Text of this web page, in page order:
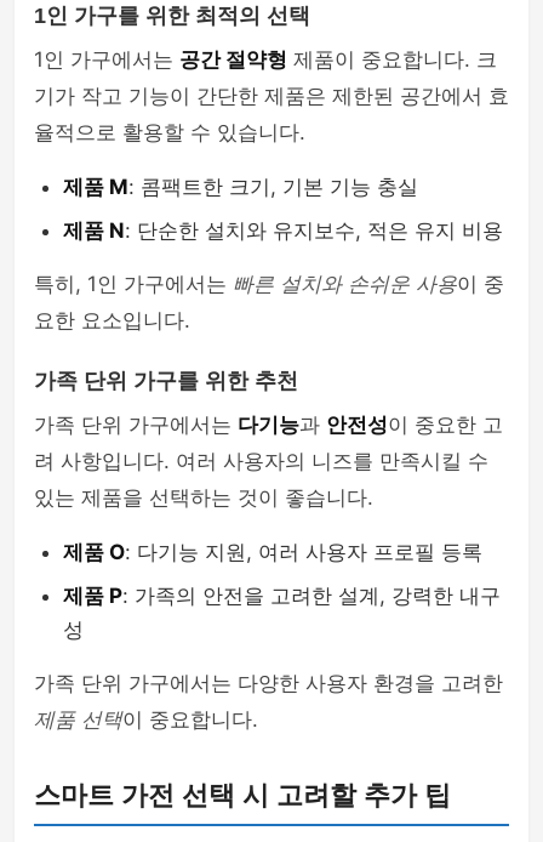
1인 가구를 위한 최적의 선택
1인 가구에서는 공간 절약형 제품이 중요합니다. 크
기가 작고 기능이 간단한 제품은 제한된 공간에서 효
율적으로 활용할 수 있습니다.
제품 M: 콤팩트한 크기, 기본 기능 충실
제품 N: 단순한 설치와 유지보수, 적은 유지 비용
특히, 1인 가구에서는 빠른 설치와 손쉬운 사용이 중
요한 요소입니다.
가족 단위 가구를 위한 추천
가족 단위 가구에서는 다기능과 안전성이 중요한 고
려 사항입니다. 여러 사용자의 니즈를 만족시킬 수
있는 제품을 선택하는 것이 좋습니다.
제품 O: 다기능 지원, 여러 사용자 프로필 등록
제품 P: 가족의 안전을 고려한 설계, 강력한 내구
성
가족 단위 가구에서는 다양한 사용자 환경을 고려한
제품 선택이 중요합니다.
스마트 가전 선택 시 고려할 추가 팁